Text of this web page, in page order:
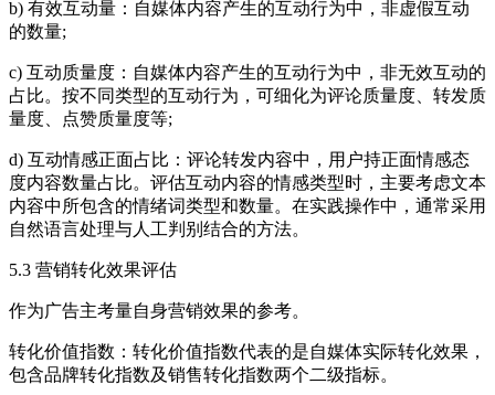
b) 有效互动量：自媒体内容产生的互动行为中，非虚假互动
的数量;
c) 互动质量度：自媒体内容产生的互动行为中，非无效互动的
占比。按不同类型的互动行为，可细化为评论质量度、转发质
量度、点赞质量度等;
d) 互动情感正面占比：评论转发内容中，用户持正面情感态
度内容数量占比。评估互动内容的情感类型时，主要考虑文本
内容中所包含的情绪词类型和数量。在实践操作中，通常采用
自然语言处理与人工判别结合的方法。
5.3 营销转化效果评估
作为广告主考量自身营销效果的参考。
转化价值指数：转化价值指数代表的是自媒体实际转化效果，
包含品牌转化指数及销售转化指数两个二级指标。